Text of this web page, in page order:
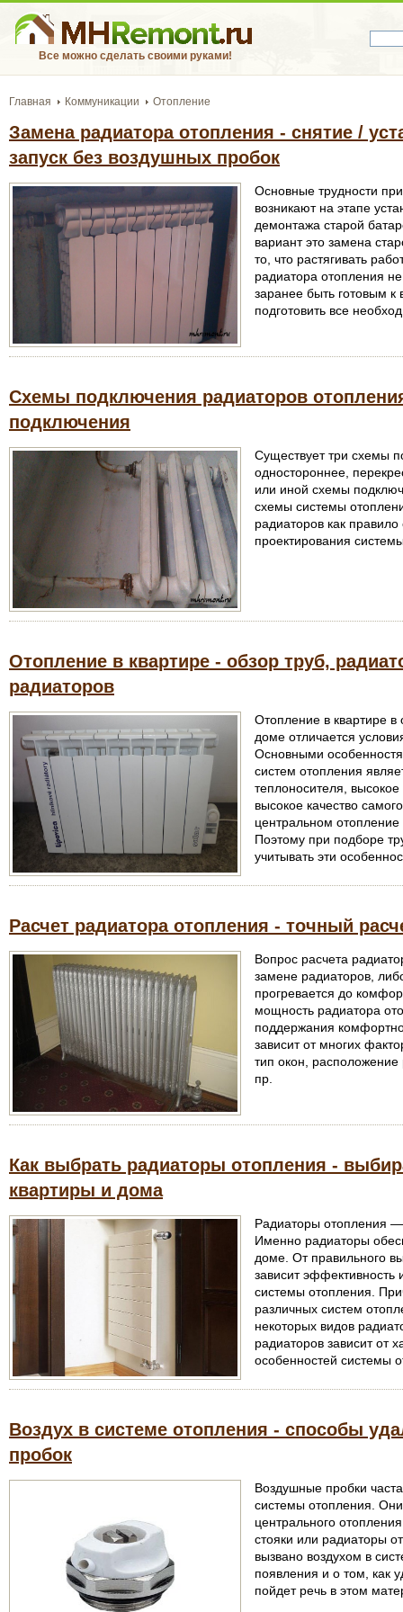
Все можно сделать своими руками!
Главная Коммуникации Отопление
Замена радиатора отопления - снятие /
запуск без воздушных пробок
Основные трудности
возникают на этапе
демонтажа старой
вариант это замена
то, что растягивать
радиатора отопления
заранее быть готовым
подготовить все
Схемы подключения радиаторов
подключения
Существует три схемы
одностороннее,
или иной схемы
схемы системы
радиаторов как
проектирования
Отопление в квартире - обзор труб,
радиаторов
Отопление в квартире в
доме отличается
Основными
систем отопления
теплоносителя,
высокое качество
центральном отопление
Поэтому при подборе
учитывать эти
Расчет радиатора отопления - точный
Вопрос расчета
замене радиаторов,
прогревается до
мощность радиатора
поддержания
зависит от многих
тип окон,
пр.
Как выбрать радиаторы отопления -
квартиры и дома
Радиаторы отопления
Именно радиаторы
доме. От правильного
зависит эффективность
системы отопления.
различных систем
некоторых видов
радиаторов зависит от
особенностей системы
Воздух в системе отопления - способы
пробок
Воздушные пробки
системы отопления. Они
центрального
стояки или радиаторы
вызвано воздухом в
появления и о том, как
пойдет речь в этом